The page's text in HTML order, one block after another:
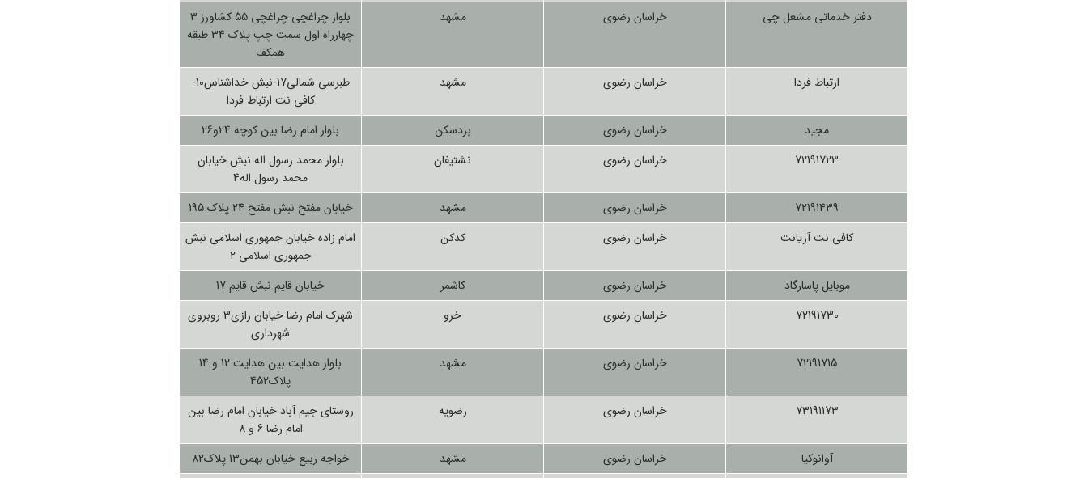
دفتر خدماتی مشعل چی
خراسان رضوی مشهد
بلوار چراغچی چراغچی 55 کشاورز 3
چهارراه اول سمت چپ پلاک 34 طبقه
همکف
ارتباط فردا
خراسان رضوی مشهد
طبرسی شمالی17-نبش خداشناس10-
کافی نت ارتباط فردا
مجید
خراسان رضوی بردسکن
بلوار امام رضا بین کوچه 24و26
72191723
خراسان رضوی نشتیفان
بلوار محمد رسول اله نبش خیابان
محمد رسول اله4
72191439
خراسان رضوی مشهد
خیابان مفتح نبش مفتح 24 پلاک 195
کافی نت آریانت
خراسان رضوی کدکن
امام زاده خیابان جمهوری اسلامی نبش
جمهوری اسلامی 2
موبایل پاسارگاد
خراسان رضوی کاشمر
خیابان قایم نبش قایم 17
72191730
خراسان رضوی خرو
شهرک امام رضا خیابان رازی3 روبروی
شهرداری
72191715
خراسان رضوی مشهد
بلوار هدایت بین هدایت 12 و 14
پلاک452
73191173
خراسان رضوی رضویه
روستای جیم آباد خیابان امام رضا بین
امام رضا 6 و 8
آوانوکیا
خراسان رضوی مشهد
خواجه ربیع خیابان بهمن13 پلاک82